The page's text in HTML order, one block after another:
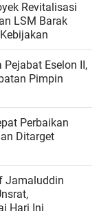
Revitalisasi
LSM Barak
Eselon II,
Pimpin
Perbaikan
Ditarget
Jamaluddin
Hari Ini